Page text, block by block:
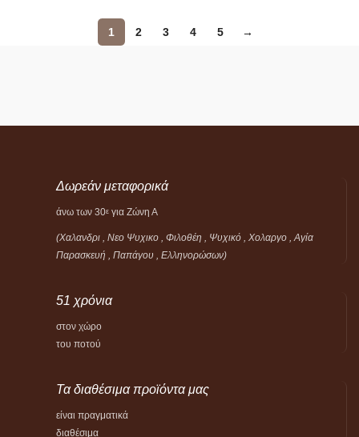
1 2 3 4 5 →
Δωρεάν μεταφορικά
άνω των 30ε για Ζώνη Α
(Χαλανδρι , Νεο Ψυχικο , Φιλοθέη , Ψυχικό , Χολαργο , Αγία
Παρασκευή , Παπάγου , Ελληνορώσων)
51 χρόνια
στον χώρο
του ποτού
Τα διαθέσιμα προϊόντα μας
είναι πραγματικά
διαθέσιμα